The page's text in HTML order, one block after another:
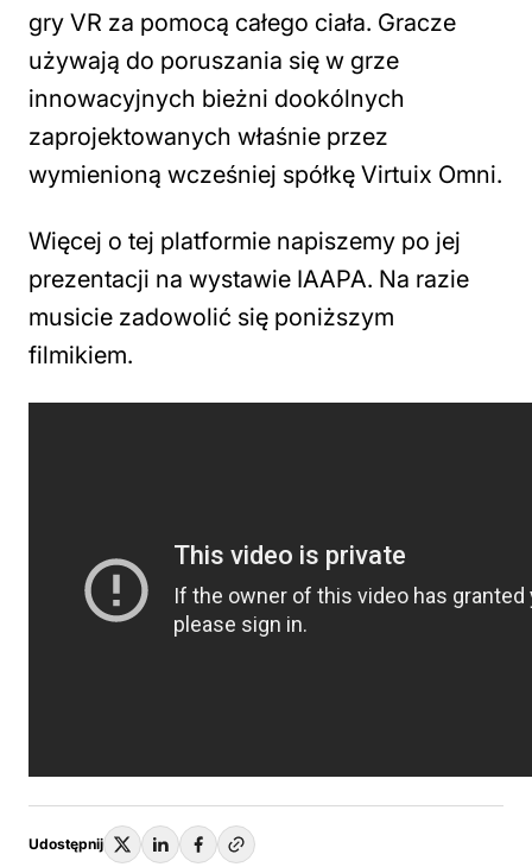
gry VR za pomocą całego ciała. Gracze
używają do poruszania się w grze
innowacyjnych bieżni dookólnych
zaprojektowanych właśnie przez
wymienioną wcześniej spółkę Virtuix Omni.
Więcej o tej platformie napiszemy po jej
prezentacji na wystawie IAAPA. Na razie
musicie zadowolić się poniższym
filmikiem.
Udostępnij